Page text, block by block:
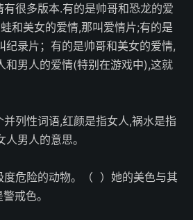
很多版本.有的是帅哥和恐龙的爱
和美女的爱情,那叫爱情片;有的是
纪录片；有的是帅哥和美女的爱情,
和男人的爱情(特别在游戏中),这就
列性词语,红颜是指女人,祸水是指
男人的意思。
度危险的动物。（ ）她的美色与其
戒色。